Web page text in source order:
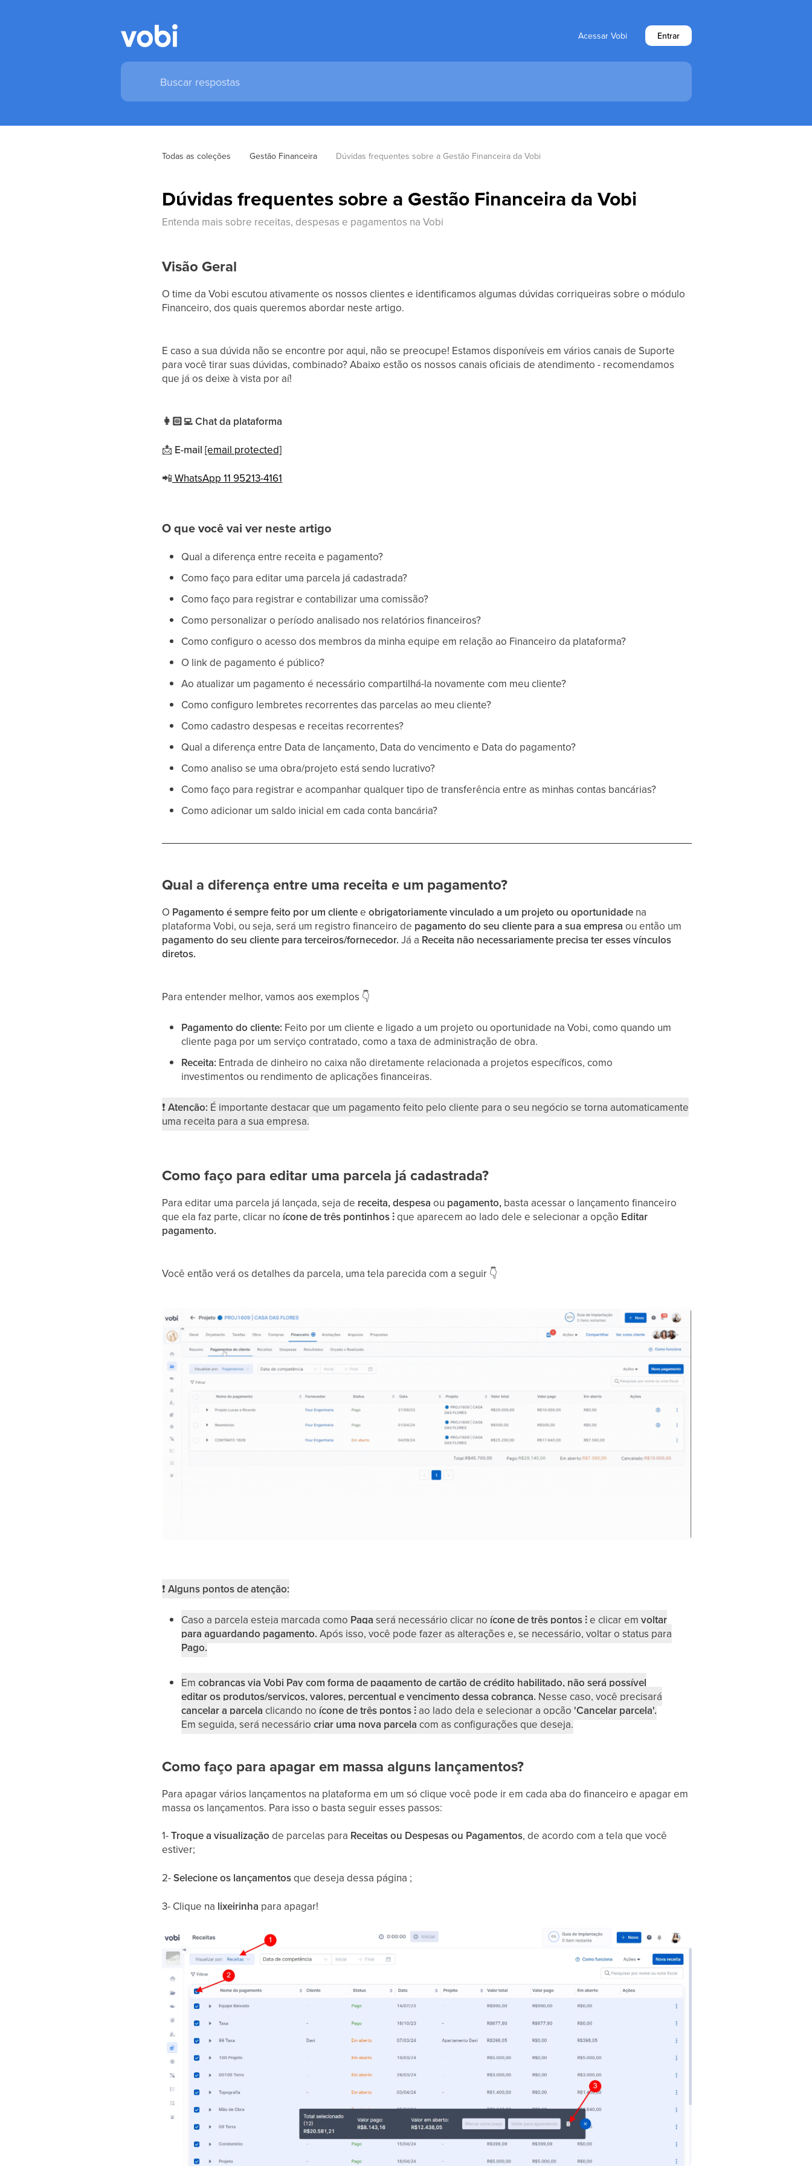
Acessar Vobi Entrar
Todas as coleções Gestão Financeira Dúvidas frequentes sobre a Gestão Financeira da Vobi
Dúvidas frequentes sobre a Gestão Financeira da Vobi
Entenda mais sobre receitas, despesas e pagamentos na Vobi
Visão Geral
O time da Vobi escutou ativamente os nossos clientes e identificamos algumas dúvidas corriqueiras sobre o módulo
Financeiro, dos quais queremos abordar neste artigo.
E caso a sua dúvida não se encontre por aqui, não se preocupe! Estamos disponíveis em vários canais de Suporte
para você tirar suas dúvidas, combinado? Abaixo estão os nossos canais oficiais de atendimento - recomendamos
que já os deixe à vista por aí!
👩🏻‍💻 Chat da plataforma
📩 E-mail[email protected]
📲 WhatsApp 11 95213-4161
O que você vai ver neste artigo
Qual a diferença entre receita e pagamento?
Como faço para editar uma parcela já cadastrada?
Como faço para registrar e contabilizar uma comissão?
Como personalizar o período analisado nos relatórios financeiros?
Como configuro o acesso dos membros da minha equipe em relação ao Financeiro da plataforma?
O link de pagamento é público?
Ao atualizar um pagamento é necessário compartilhá-la novamente com meu cliente?
Como configuro lembretes recorrentes das parcelas ao meu cliente?
Como cadastro despesas e receitas recorrentes?
Qual a diferença entre Data de lançamento, Data do vencimento e Data do pagamento?
Como analiso se uma obra/projeto está sendo lucrativo?
Como faço para registrar e acompanhar qualquer tipo de transferência entre as minhas contas bancárias?
Como adicionar um saldo inicial em cada conta bancária?
Qual a diferença entre uma receita e um pagamento?
O Pagamento é sempre feito por um clienteeobrigatoriamente vinculado a um projeto ou oportunidade na
plataforma Vobi, ou seja, será um registro financeiro de pagamento do seu cliente para a sua empresa ou então um
pagamento do seu cliente para terceiros/fornecedor. Já a Receita não necessariamente precisa ter esses vínculos
diretos.
Para entender melhor, vamos aos exemplos 👇
Pagamento do cliente: Feito por um cliente e ligado a um projeto ou oportunidade na Vobi, como quando um
cliente paga por um serviço contratado, como a taxa de administração de obra.
Receita: Entrada de dinheiro no caixa não diretamente relacionada a projetos específicos, como
investimentos ou rendimento de aplicações financeiras.
❗ Atenção: É importante destacar que um pagamento feito pelo cliente para o seu negócio se torna automaticamente
uma receita para a sua empresa.
Como faço para editar uma parcela já cadastrada?
Para editar uma parcela já lançada, seja de receita, despesaou pagamento, basta acessar o lançamento financeiro
que ela faz parte, clicar no ícone de três pontinhos ⫶que aparecem ao lado dele e selecionar a opção Editar
pagamento.
Você então verá os detalhes da parcela, uma tela parecida com a seguir 👇
❗ Alguns pontos de atenção:
Caso a parcela esteja marcada como Paga será necessário clicar no ícone de três pontos ⫶e clicar emvoltar
para aguardando pagamento.Após isso, você pode fazer as alterações e, se necessário, voltar o status para
Pago.
Emcobranças via Vobi Pay com forma de pagamento de cartão de crédito habilitado, não será possível
editar os produtos/serviços, valores, percentual e vencimento dessa cobrança. Nesse caso, você precisará
cancelar a parcela clicando no ícone de três pontos ⫶ ao lado dela e selecionar a opção'Cancelar parcela'.
Em seguida, será necessáriocriar uma nova parcelacom as configurações que deseja.
Como faço para apagar em massa alguns lançamentos?
Para apagar vários lançamentos na plataforma em um só clique você pode ir em cada aba do financeiro e apagar em
massa os lançamentos. Para isso o basta seguir esses passos:
1-Troque a visualização de parcelas para Receitas ou Despesas ou Pagamentos, de acordo com a tela que você
estiver;
2-Selecione os lançamentosque deseja dessa página ;
3- Clique na lixeirinha para apagar!